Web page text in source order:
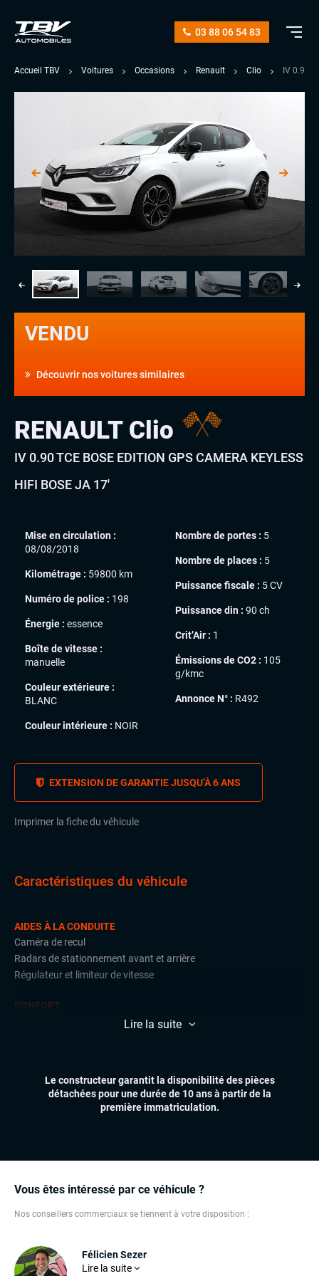
03 88 06 54 83
Accueil TBV Voitures Occasions Renault Clio IV 0.90
VENDU
Découvrir nos voitures similaires
RENAULT Clio
IV 0.90 TCE BOSE EDITION GPS CAMERA KEYLESS
HIFI BOSE JA 17′
Mise en circulation :
08/08/2018
Kilométrage : 59800 km
Numéro de police : 198
Énergie : essence
Boîte de vitesse :
manuelle
Couleur extérieure :
BLANC
Couleur intérieure : NOIR
Nombre de portes : 5
Nombre de places : 5
Puissance fiscale : 5 CV
Puissance din : 90 ch
Crit’Air : 1
Émissions de CO2 : 105
g/kmc
Annonce N° : R492
EXTENSION DE GARANTIE JUSQU’À 6 ANS
Imprimer la fiche du véhicule
Vous êtes intéressé par ce véhicule ?
Nos conseillers commerciaux se tiennent à votre disposition :
Félicien Sezer
En décembre 2023, Félicien a intégré l'équipe TBV avec
Lire la suite
Caractéristiques du véhicule
AIDES À LA CONDUITE
Caméra de recul
Radars de stationnement avant et arrière
Régulateur et limiteur de vitesse
CONFORT
Accès et démarrage mains libres
Sièges chauffants
Volant multifonctions
Ordinateur de bord
Feux full LED
Jantes alu
Lire la suite
Le constructeur garantit la disponibilité des pièces
détachées pour une durée de 10 ans à partir de la
première immatriculation.